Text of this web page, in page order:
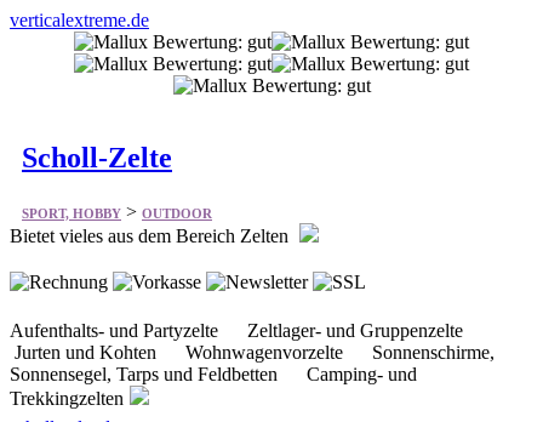
Scholl-Zelte
SPORT, HOBBY >OUTDOOR
Bietet vieles aus dem Bereich Zelten
Aufenthalts- und Partyzelte Zeltlager- und Gruppenzelte
Jurten und Kohten Wohnwagenvorzelte Sonnenschirme,
Trekkingzelten
scholl-zelte.de